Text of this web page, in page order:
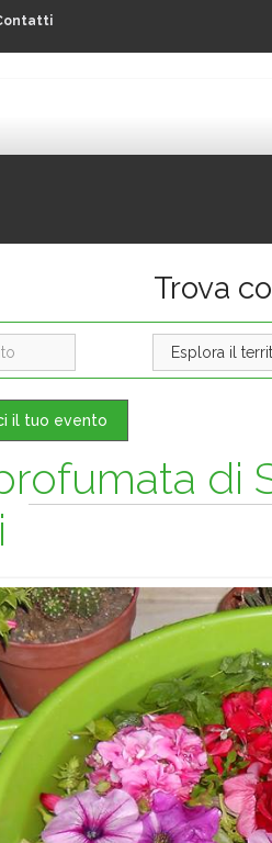
Trova
il tuo evento
di